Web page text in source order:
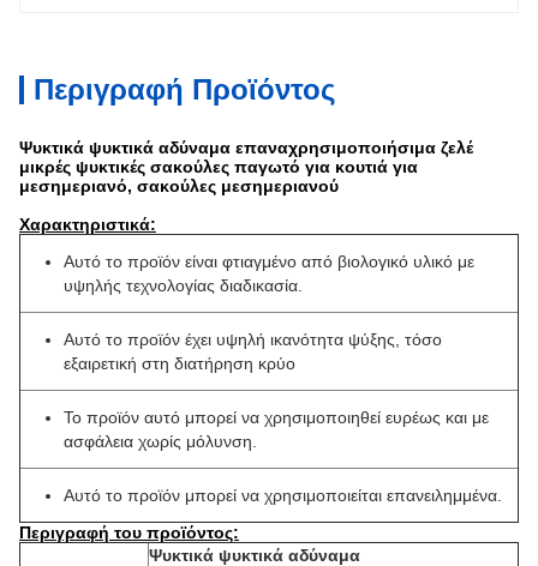
Περιγραφή Προϊόντος
Ψυκτικά ψυκτικά αδύναμα επαναχρησιμοποιήσιμα ζελέ
μικρές ψυκτικές σακούλες παγωτό για κουτιά για
μεσημεριανό, σακούλες μεσημεριανού
Χαρακτηριστικά:
Αυτό το προϊόν είναι φτιαγμένο από βιολογικό υλικό με
υψηλής τεχνολογίας διαδικασία.
Αυτό το προϊόν έχει υψηλή ικανότητα ψύξης, τόσο
εξαιρετική στη διατήρηση κρύο
Το προϊόν αυτό μπορεί να χρησιμοποιηθεί ευρέως και με
ασφάλεια χωρίς μόλυνση.
Αυτό το προϊόν μπορεί να χρησιμοποιείται επανειλημμένα.
Περιγραφή του προϊόντος:
Ψυκτικά ψυκτικά αδύναμα